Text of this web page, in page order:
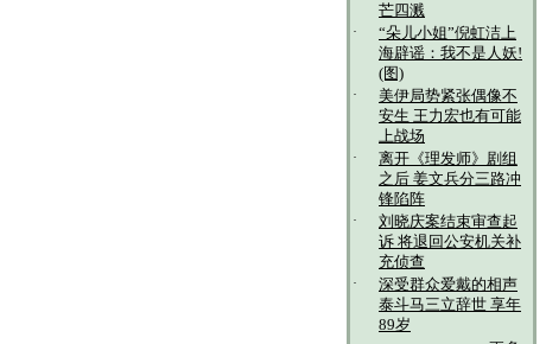
芒四溅
·
“朵儿小姐”倪虹洁上
海辟谣：我不是人妖!
(图)
·
美伊局势紧张偶像不
安生 王力宏也有可能
上战场
·
离开《理发师》剧组
之后 姜文兵分三路冲
锋陷阵
·
刘晓庆案结束审查起
诉 将退回公安机关补
充侦查
·
深受群众爱戴的相声
泰斗马三立辞世 享年
89岁